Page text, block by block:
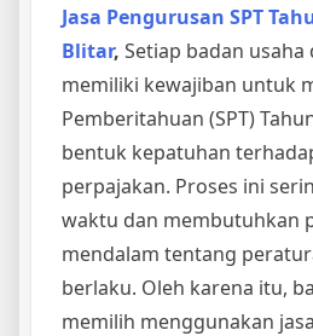
Jasa Pengurusan SPT
Blitar, Setiap badan usaha
memiliki kewajiban untuk
Pemberitahuan (SPT)
bentuk kepatuhan
perpajakan. Proses ini
waktu dan membutuhkan
mendalam tentang
berlaku. Oleh karena itu,
memilih menggunakan